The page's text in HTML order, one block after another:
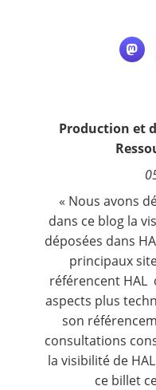
Qui sommes nous ?
Production et
« Nous avons
dans ce blog la
déposées dans
principaux
référencent HAL
aspects plus
son
consultations
la visibilité de
ce billet